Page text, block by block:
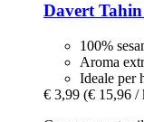
DavertTahin
100%
Aroma
Ideale per
€ 3,99 (€ 15,96 /